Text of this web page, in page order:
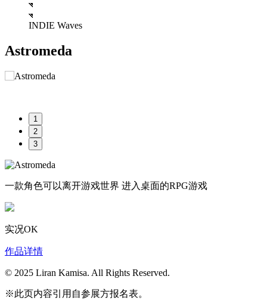
INDIE Waves
Astromeda
1
2
3
一款角色可以离开游戏世界 进入桌面的RPG游戏
实况OK
作品详情
© 2025 Liran Kamisa. All Rights Reserved.
※此页内容引用自参展方报名表。